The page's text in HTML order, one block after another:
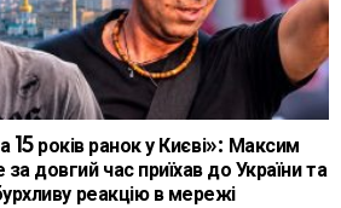
15 років ранок у Києві»: Максим
довгий час приїхав до України та
реакцію в мережі